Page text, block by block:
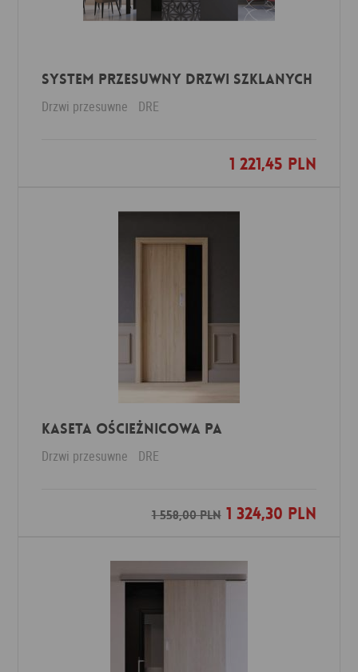
SYSTEM PRZESUWNY DRZWI SZKLANYCH
Drzwi przesuwne DRE
1 221,45 PLN
Dodaj do ulubionych
KASETA OŚCIEŻNICOWA PA
Drzwi przesuwne DRE
1 558,00 PLN1 324,30 PLN
Dodaj do ulubionych